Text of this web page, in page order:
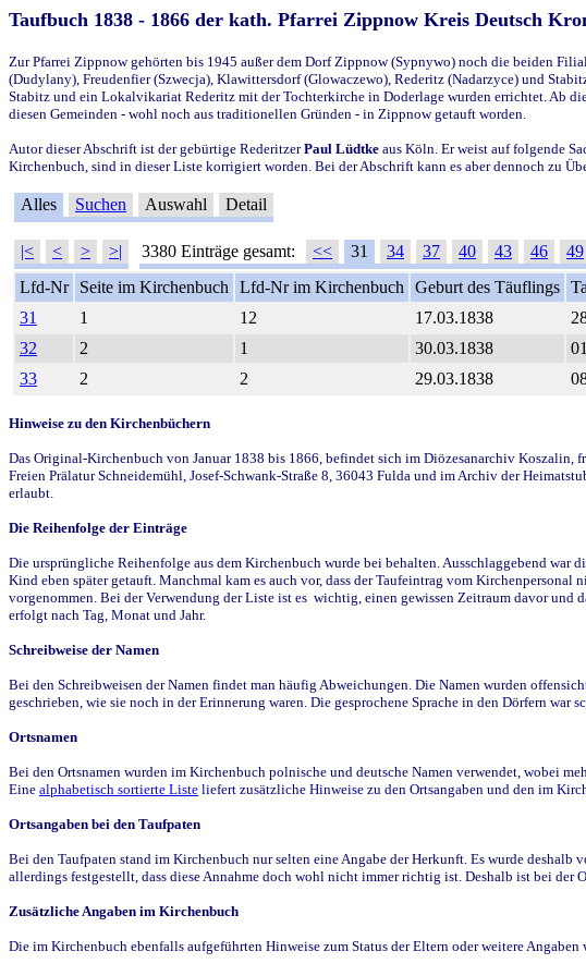
Taufbuch 1838 - 1866 der kath. Pfarrei Zippnow Kreis Deutsch
Zur Pfarrei Zippnow gehörten bis 1945 außer dem Dorf Zippnow (Sypnywo) noch die beiden
(Dudylany), Freudenfier (Szwecja), Klawittersdorf (Glowaczewo), Rederitz (Nadarzyce) und
Stabitz und ein Lokalvikariat Rederitz mit der Tochterkirche in Doderlage wurden errichtet. Ab
diesen Gemeinden - wohl noch aus traditionellen Gründen - in Zippnow getauft worden.
Autor dieser Abschrift ist der gebürtige RederitzerPaul Lüdtke aus Köln. Er weist auf folgende
Kirchenbuch, sind in dieser Liste korrigiert worden. Bei der Abschrift kann es aber dennoch zu
Alles Suchen Auswahl Detail
|< < > >| 3380 Einträge gesamt: << 31 34 37 40 43 46 49
Lfd-Nr
Seite im Kirchenbuch Lfd-Nr im Kirchenbuch Geburt des Täuflings
31
1 12 17.03.1838
32
2 1 30.03.1838
33
2 2 29.03.1838
Hinweise zu den Kirchenbüchern
Das Original-Kirchenbuch von Januar 1838 bis 1866, befindet sich im Diözesanarchiv
Freien Prälatur Schneidemühl, Josef-Schwank-Straße 8, 36043 Fulda und im Archiv der
erlaubt.
Die Reihenfolge der Einträge
Die ursprüngliche Reihenfolge aus dem Kirchenbuch wurde bei behalten. Ausschlaggebend
Kind eben später getauft. Manchmal kam es auch vor, dass der Taufeintrag vom
vorgenommen. Bei der Verwendung der Liste ist es wichtig, einen gewissen Zeitraum davor und
erfolgt nach Tag, Monat und Jahr.
Schreibweise der Namen
Bei den Schreibweisen der Namen findet man häufig Abweichungen. Die Namen wurden
geschrieben, wie sie noch in der Erinnerung waren. Die gesprochene Sprache in den Dörfern
Ortsnamen
Bei den Ortsnamen wurden im Kirchenbuch polnische und deutsche Namen verwendet, wobei
Eine alphabetisch sortierte Liste liefert zusätzliche Hinweise zu den Ortsangaben und den im
Ortsangaben bei den Taufpaten
Bei den Taufpaten stand im Kirchenbuch nur selten eine Angabe der Herkunft. Es wurde
allerdings festgestellt, dass diese Annahme doch wohl nicht immer richtig ist. Deshalb ist bei der
Zusätzliche Angaben im Kirchenbuch
Die im Kirchenbuch ebenfalls aufgeführten Hinweise zum Status der Eltern oder weitere Angaben